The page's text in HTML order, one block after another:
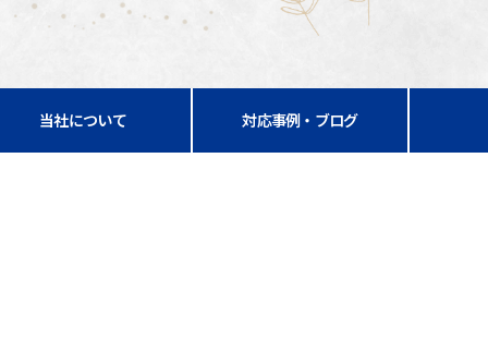
当社について 対応事例・ブログ